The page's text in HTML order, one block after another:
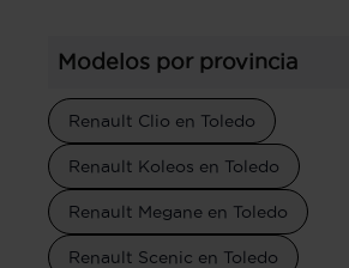
Modelos por provincia
Renault Clio en Toledo
Renault Koleos en Toledo
Renault Megane en Toledo
Renault Scenic en Toledo